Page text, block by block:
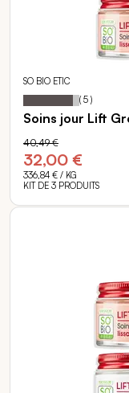
SO BIO ETIC
Notation: 88
% of
( 5 )
Soins jour Lift
32,00 €
40,49 €
336,84 € / KG
KIT DE 3 PRODUITS